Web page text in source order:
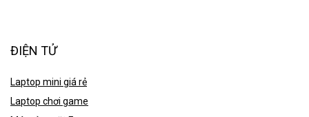
ĐIỆN TỬ
Laptop mini giá rẻ
Laptop chơi game